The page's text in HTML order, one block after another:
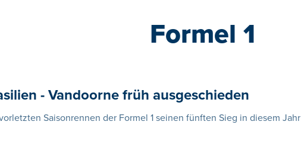
Formel 1
- Vandoorne früh ausgeschieden
Saisonrennen der Formel 1 seinen fünften Sieg in diesem Jahr